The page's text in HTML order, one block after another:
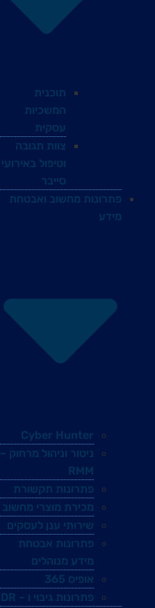
תוכנית
המשכיות
עסקית
צוות תגובה
וטיפול באירועי
סייבר
פתרונות מחשוב ואבטחת
מידע
Cyber Hunter
ניטור וניהול מרחוק –
RMM
פתרונות תקשורת
מכירת מוצרי מחשוב
שירותי ענן לעסקים
פתרונות אבטחת
מידע מנוהלים
אופיס 365
פתרונות גיבוי ו – DR